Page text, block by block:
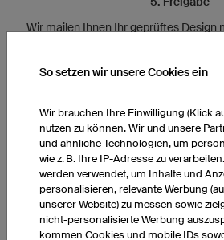
Wir mailen Ihnen Ihr geprüftes Design
So setzen wir unsere Cookies ein
Wir brauchen Ihre Einwilligung (Klick
nutzen zu können. Wir und unsere
und ähnliche Technologien, um
wie z. B. Ihre IP-Adresse zu
werden verwendet, um Inhalte und
personalisieren, relevante Werbung
unserer Website) zu messen sowie
nicht-personalisierte Werbung
kommen Cookies und mobile IDs